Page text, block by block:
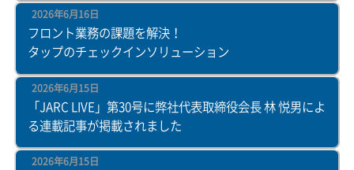
フロント業務の課題を解決！
タップのチェックインソリューション
2026年6月16日
「JARC LIVE」第30号に弊社代表取締役会長 林 悦男によ
る連載記事が掲載されました
2026年6月15日
2026年6月15日